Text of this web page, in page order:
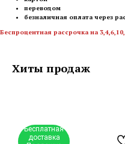
переводом
безналичная оплата через
Беспроцентная рассрочка на
Хиты продаж
Бесплатная
доставка